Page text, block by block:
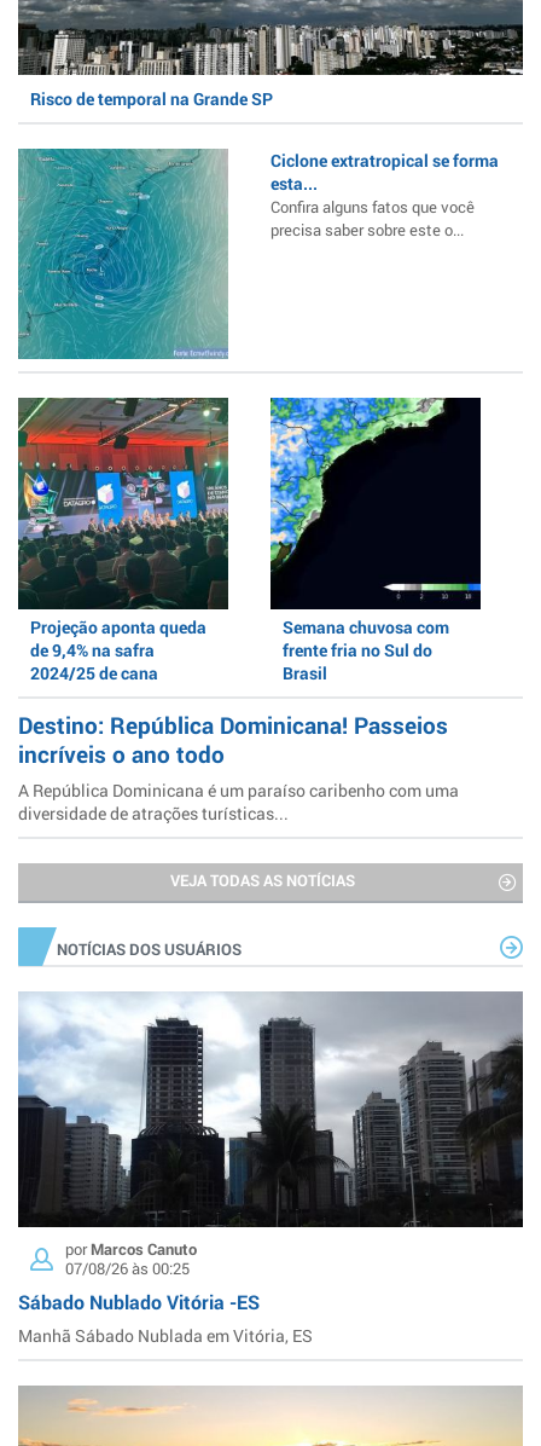
Risco de temporal na Grande SP
Ciclone extratropical se forma
esta...
Confira alguns fatos que você
precisa saber sobre este o...
Projeção aponta queda
de 9,4% na safra
2024/25 de cana
Semana chuvosa com
frente fria no Sul do
Brasil
Destino: República Dominicana! Passeios
incríveis o ano todo
A República Dominicana é um paraíso caribenho com uma
diversidade de atrações turísticas...
VEJA TODAS AS NOTÍCIAS
NOTÍCIAS DOS USUÁRIOS
porMarcos Canuto
07/08/26 às 00:25
Sábado Nublado Vitória -ES
Manhã Sábado Nublada em Vitória, ES